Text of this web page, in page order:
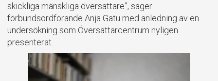
skickliga mänskliga översättare”, säger
förbundsordförande Anja Gatu med anledning av en
undersökning som Översättarcentrum nyligen
presenterat.